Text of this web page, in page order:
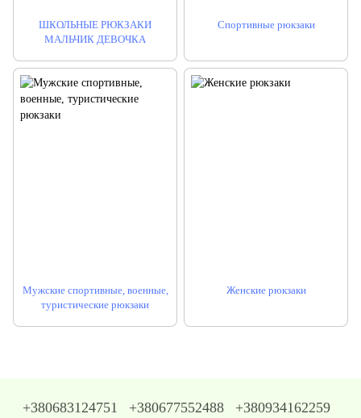
ШКОЛЬНЫЕ РЮКЗАКИ
МАЛЬЧИК ДЕВОЧКА
Спортивные рюкзаки
Мужские спортивные, военные,
туристические рюкзаки
Женские рюкзаки
+380683124751 +380677552488 +380934162259